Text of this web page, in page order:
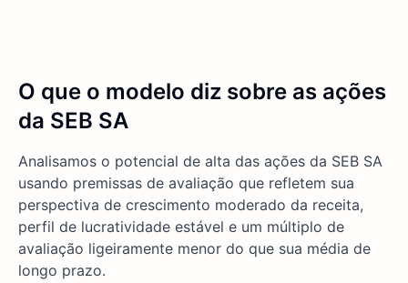
O que o modelo diz sobre as ações
da SEB SA
Analisamos o potencial de alta das ações da SEB SA
usando premissas de avaliação que refletem sua
perspectiva de crescimento moderado da receita,
perfil de lucratividade estável e um múltiplo de
avaliação ligeiramente menor do que sua média de
longo prazo.